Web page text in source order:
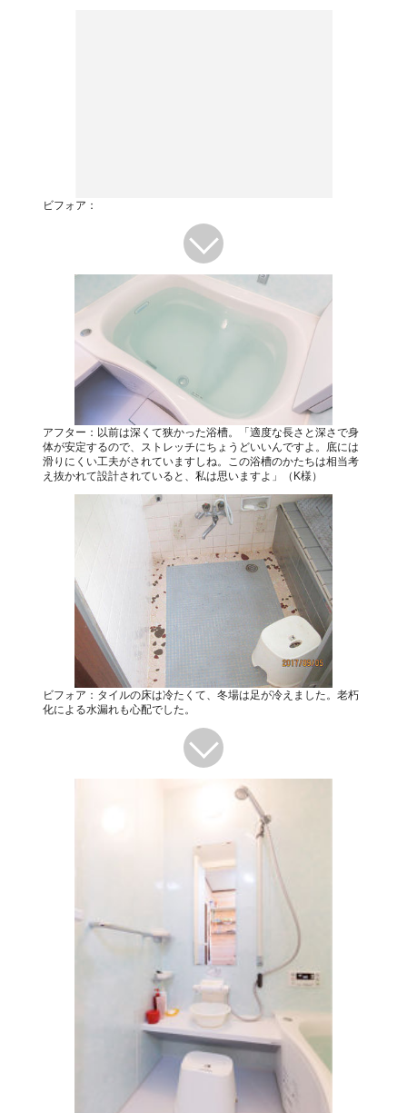
ビフォア：
アフター：以前は深くて狭かった浴槽。「適度な長さと深さで身
体が安定するので、ストレッチにちょうどいいんですよ。底には
滑りにくい工夫がされていますしね。この浴槽のかたちは相当考
え抜かれて設計されていると、私は思いますよ」（K様）
ビフォア：タイルの床は冷たくて、冬場は足が冷えました。老朽
化による水漏れも心配でした。